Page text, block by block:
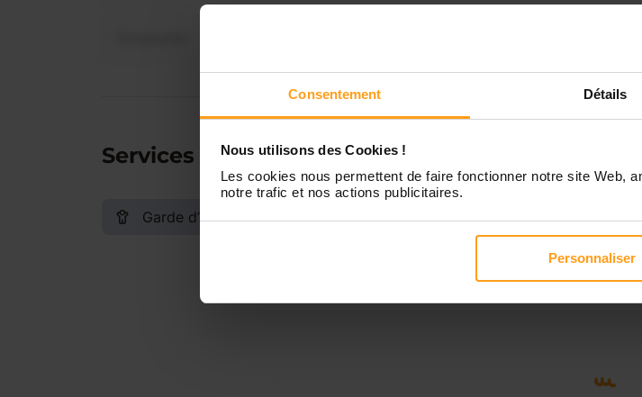
Consentement Détails
Nous utilisons des Cookies !
Les cookies nous permettent de faire fonctionner notre site Web,
notre trafic et nos actions publicitaires.
Personnaliser
Services proposés
Garde d’enfants